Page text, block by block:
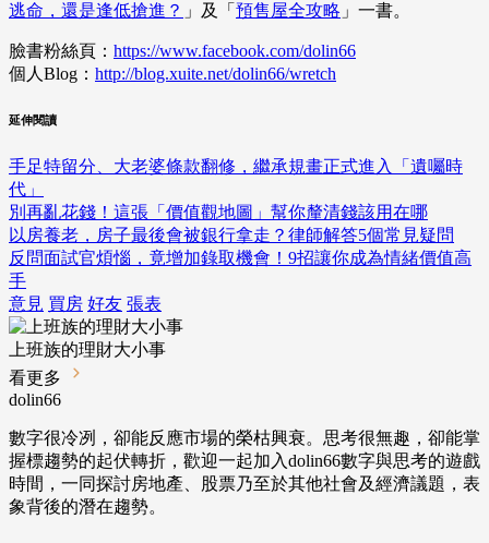
逃命，還是逢低搶進？ 」及「 預售屋全攻略 」一書。
臉書粉絲頁： https://www.facebook.com/dolin66
個人Blog： http://blog.xuite.net/dolin66/wretch
延伸閱讀
手足特留分、大老婆條款翻修，繼承規畫正式進入「遺囑時
代」
別再亂花錢！這張「價值觀地圖」幫你釐清錢該用在哪
以房養老，房子最後會被銀行拿走？律師解答5個常見疑問
反問面試官煩惱，竟增加錄取機會！9招讓你成為情緒價值高
手
意見 買房 好友 張表
上班族的理財大小事
看更多
dolin66
數字很冷冽，卻能反應市場的榮枯興衰。思考很無趣，卻能掌
握標趨勢的起伏轉折，歡迎一起加入dolin66數字與思考的遊戲
時間，一同探討房地產、股票乃至於其他社會及經濟議題，表
象背後的潛在趨勢。